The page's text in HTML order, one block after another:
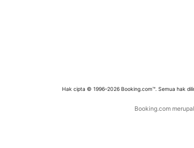
Hak cipta © 1996–2026 Booking.com™. Semua hak
Booking.com